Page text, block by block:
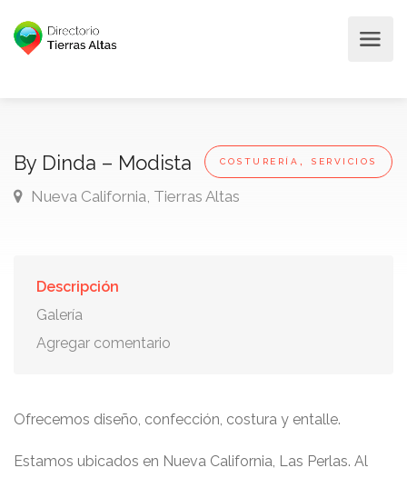
By Dinda – Modista COSTURERÍA , SERVICIOS
Nueva California, Tierras Altas
Descripción
Galería
Agregar comentario
Ofrecemos diseño, confección, costura y entalle.
Estamos ubicados en Nueva California, Las Perlas. Al